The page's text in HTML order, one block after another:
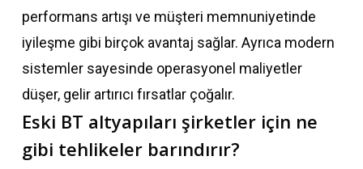
performans artışı ve müşteri memnuniyetinde
iyileşme gibi birçok avantaj sağlar. Ayrıca modern
sistemler sayesinde operasyonel maliyetler
düşer, gelir artırıcı fırsatlar çoğalır.
Eski BT altyapıları şirketler için ne
gibi tehlikeler barındırır?